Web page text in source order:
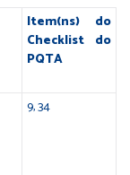
Item(ns) do
Checklist do
PQTA
9, 34